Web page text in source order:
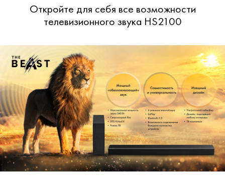
Откройте для себя все возможности
телевизионного звука HS2100